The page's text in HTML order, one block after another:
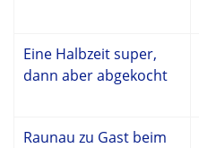
Eine Halbzeit super,
dann aber abgekocht
Raunau zu Gast beim